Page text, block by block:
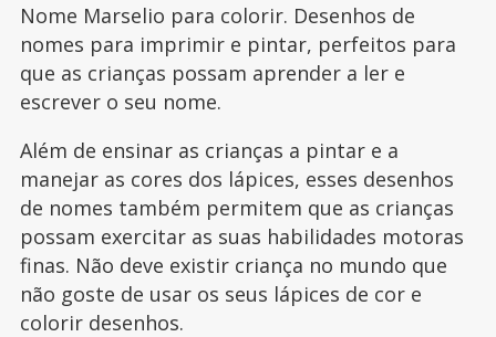
Nome Marselio para colorir. Desenhos de
nomes para imprimir e pintar, perfeitos para
que as crianças possam aprender a ler e
escrever o seu nome.
Além de ensinar as crianças a pintar e a
manejar as cores dos lápices, esses desenhos
de nomes também permitem que as crianças
possam exercitar as suas habilidades motoras
finas. Não deve existir criança no mundo que
não goste de usar os seus lápices de cor e
colorir desenhos.